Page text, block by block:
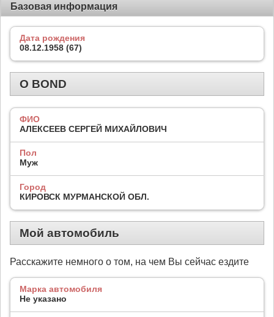
Базовая информация
Дата рождения
08.12.1958 (67)
О BOND
ФИО
АЛЕКСЕЕВ СЕРГЕЙ МИХАЙЛОВИЧ
Пол
Муж
Город
КИРОВСК МУРМАНСКОЙ ОБЛ.
Мой автомобиль
Расскажите немного о том, на чем Вы сейчас ездите
Марка автомобиля
Не указано